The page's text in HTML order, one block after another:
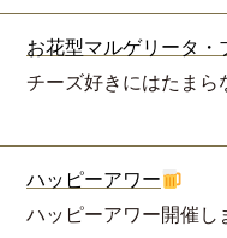
お花型マルゲリータ・
チーズ好きにはたま
ハッピーアワー
ハッピーアワー開催